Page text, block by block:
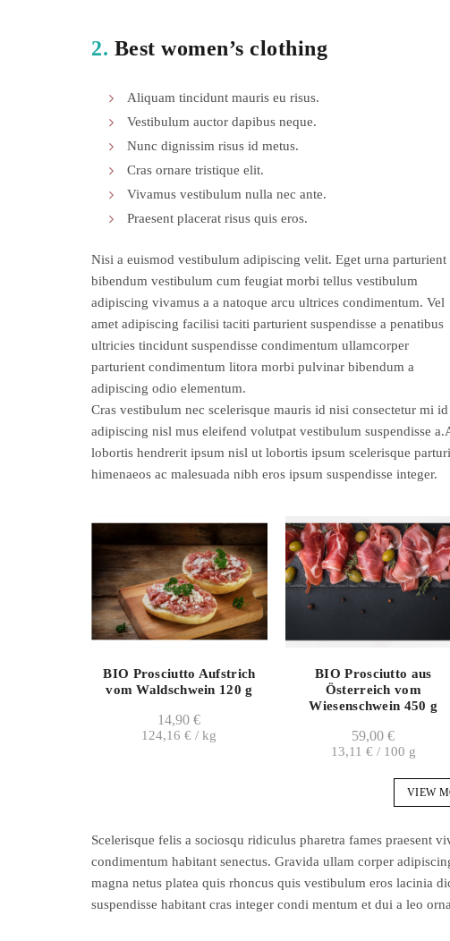
2. Best women’s clothing
Aliquam tincidunt mauris eu risus.
Vestibulum auctor dapibus neque.
Nunc dignissim risus id metus.
Cras ornare tristique elit.
Vivamus vestibulum nulla nec ante.
Praesent placerat risus quis eros.
Nisi a euismod vestibulum adipiscing velit. Eget urna parturient
bibendum vestibulum cum feugiat morbi tellus vestibulum
adipiscing vivamus a a natoque arcu ultrices condimentum. Vel
amet adipiscing facilisi taciti parturient suspendisse a penatibus
ultricies tincidunt suspendisse condimentum ullamcorper
parturient condimentum litora morbi pulvinar bibendum a
adipiscing odio elementum.
Cras vestibulum nec scelerisque mauris id nisi consectetur mi
adipiscing nisl mus eleifend volutpat vestibulum suspendisse
lobortis hendrerit ipsum nisl ut lobortis ipsum scelerisque
himenaeos ac malesuada nibh eros ipsum suspendisse integer.
BIO Prosciutto Aufstrich
vom Waldschwein 120 g
14,90€
124,16€ /kg
BIO Prosciutto aus
Österreich vom
Wiesenschwein 450 g
59,00€
13,11 €/ 100 g
VIEW
Scelerisque felis a sociosqu ridiculus pharetra fames praesent
condimentum habitant senectus. Gravida ullam corper
magna netus platea quis rhoncus quis vestibulum eros lacinia
suspendisse habitant cras integer condi mentum et dui a leo